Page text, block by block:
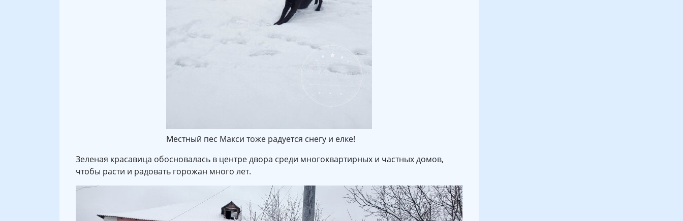
Местный пес Макси тоже радуется снегу и елке!
Зеленая красавица обосновалась в центре двора среди многоквартирных и частных домов,
чтобы расти и радовать горожан много лет.